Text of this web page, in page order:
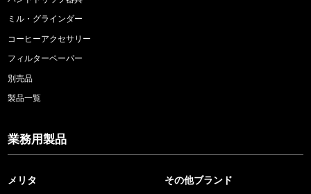
ミル・グラインダー
コーヒーアクセサリー
フィルターペーパー
別売品
製品一覧
業務用製品
メリタ その他ブランド